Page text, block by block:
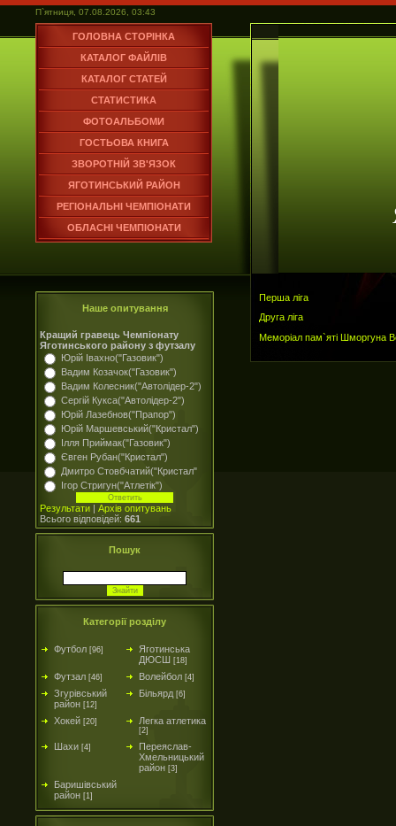
П`ятниця, 07.08.2026, 03:43
ГОЛОВНА СТОРІНКА
КАТАЛОГ ФАЙЛІВ
КАТАЛОГ СТАТЕЙ
СТАТИСТИКА
ФОТОАЛЬБОМИ
ГОСТЬОВА КНИГА
ЗВОРОТНІЙ ЗВ'ЯЗОК
ЯГОТИНСЬКИЙ РАЙОН
РЕГІОНАЛЬНІ ЧЕМПІОНАТИ
ОБЛАСНІ ЧЕМПІОНАТИ
Наше опитування
Кращий гравець Чемпіонату
Яготинського району з футзалу
Юрій Івахно("Газовик")
Вадим Козачок("Газовик")
Вадим Колесник("Автолідер-2")
Сергій Кукса("Автолідер-2")
Юрій Лазебнов("Прапор")
Юрій Маршевський("Кристал")
Ілля Приймак("Газовик")
Євген Рубан("Кристал")
Дмитро Стовбчатий("Кристал"
Ігор Стригун("Атлетік")
Результати | Архів опитувань
Всього відповідей: 661
Пошук
Категорії розділу
Футбол [96]
Яготинська
ДЮСШ [18]
Футзал [46] Волейбол [4]
Згурівський
район [12]
Більярд [6]
Хокей [20] Легка атлетика
[2]
Шахи [4]
Переяслав-
Хмельницький
район [3]
Баришівський
район [1]
Перша ліга
Друга ліга
Меморіал пам`яті Шморгуна